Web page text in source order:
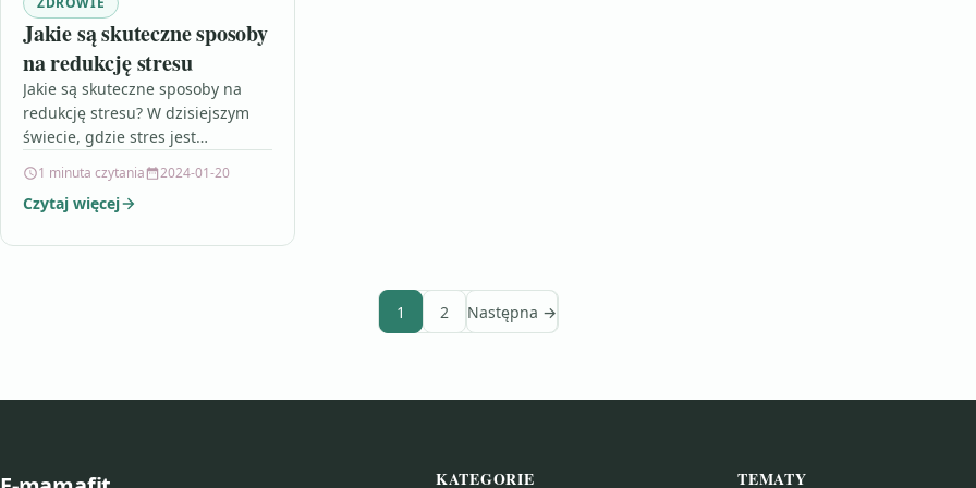
Jakie są skuteczne sposoby
na redukcję stresu
Jakie są skuteczne sposoby na
redukcję stresu? W dzisiejszym
świecie, gdzie stres jest
więcej ludzi poszukuje
skutecznych sposobów na jego
1 minuta czytania 2024-01-20
Czytaj więcej
1 2 Następna →
KATEGORIE TEMATY